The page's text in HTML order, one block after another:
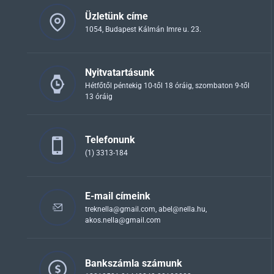
Üzletünk címe
1054, Budapest Kálmán Imre u. 23.
Nyitvatartásunk
Hétfőtől péntekig 10-től 18 óráig, szombaton 9-től
13 óráig
Telefonunk
(1) 3313-184
E-mail címeink
treknella@gmail.com, abel@nella.hu,
akos.nella@gmail.com
Bankszámla számunk